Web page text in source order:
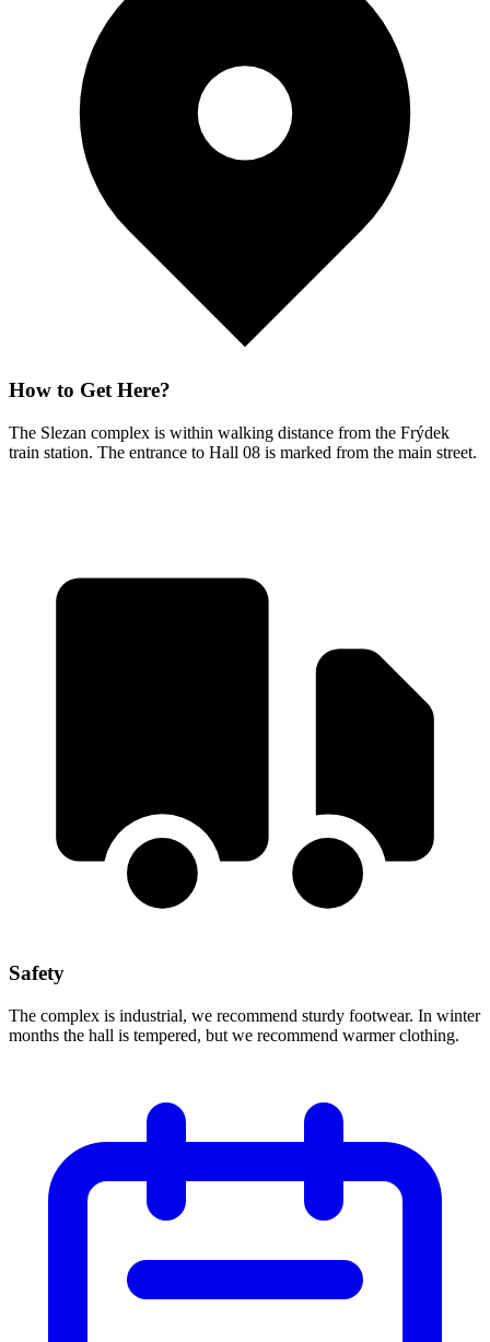
How to Get Here?
The Slezan complex is within walking distance from the Frýdek
train station. The entrance to Hall 08 is marked from the main street.
Safety
The complex is industrial, we recommend sturdy footwear. In winter
months the hall is tempered, but we recommend warmer clothing.